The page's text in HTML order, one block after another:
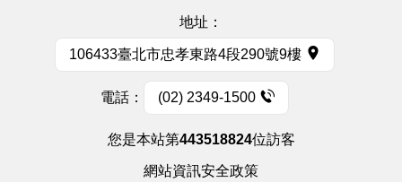
地址：
106433臺北市忠孝東路4段290號9樓
電話： (02) 2349-1500
您是本站第443518824位訪客
網站資訊安全政策